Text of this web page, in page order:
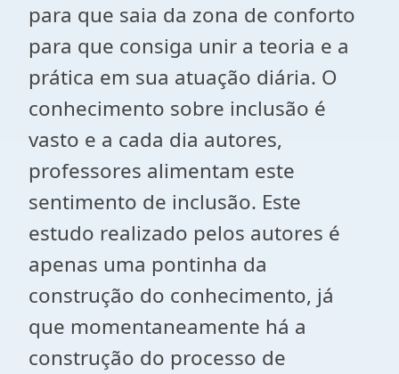
para que saia da zona de conforto
para que consiga unir a teoria e a
prática em sua atuação diária. O
conhecimento sobre inclusão é
vasto e a cada dia autores,
professores alimentam este
sentimento de inclusão. Este
estudo realizado pelos autores é
apenas uma pontinha da
construção do conhecimento, já
que momentaneamente há a
construção do processo de